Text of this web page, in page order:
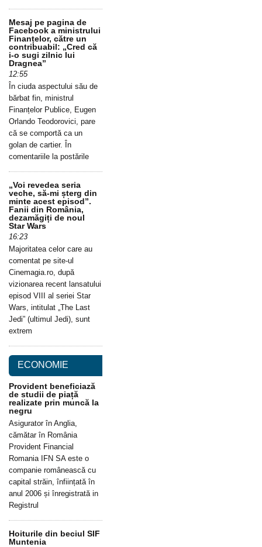
Mesaj pe pagina de
Facebook a ministrului
Finanțelor, către un
contribuabil: „Cred că
i-o sugi zilnic lui
Dragnea”
12:55
În ciuda aspectului său de
bărbat fin, ministrul
Finanțelor Publice, Eugen
Orlando Teodorovici, pare
că se comportă ca un
golan de cartier. În
comentariile la postările
„Voi revedea seria
veche, să-mi șterg din
minte acest episod”.
Fanii din România,
dezamăgiți de noul
Star Wars
16:23
Majoritatea celor care au
comentat pe site-ul
Cinemagia.ro, după
vizionarea recent lansatului
episod VIII al seriei Star
Wars, intitulat „The Last
Jedi” (ultimul Jedi), sunt
extrem
ECONOMIE
Provident beneficiază
de studii de piață
realizate prin muncă la
negru
Asigurator în Anglia,
cămătar în România
Provident Financial
Romania IFN SA este o
companie românească cu
capital străin, înființată în
anul 2006 și înregistrată in
Registrul
Hoiturile din beciul SIF
Muntenia